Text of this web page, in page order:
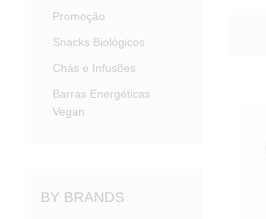
Promoção
Snacks Biológicos
Chás e Infusões
Barras Energéticas
Vegan
BY BRANDS